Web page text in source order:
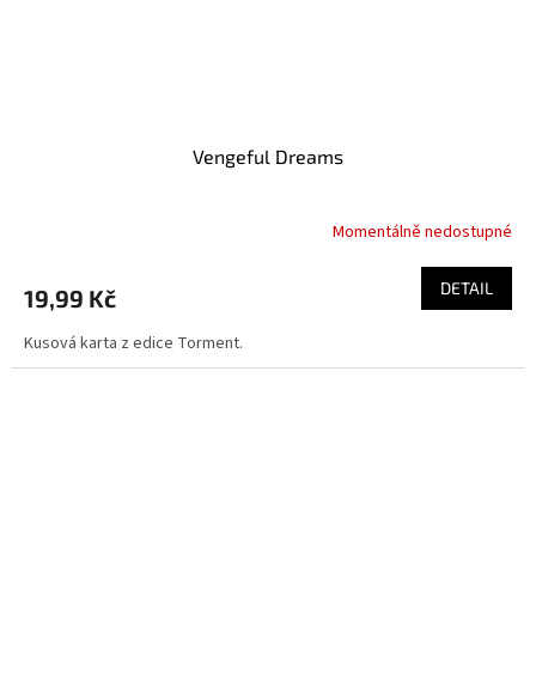
Vengeful Dreams
Momentálně nedostupné
19,99 Kč DETAIL
Kusová karta z edice Torment.